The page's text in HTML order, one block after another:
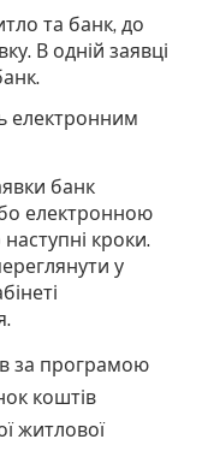
та банк, до
В одній заявці
електронним
банк
електронною
кроки.
у
за програмою
коштів
житлової